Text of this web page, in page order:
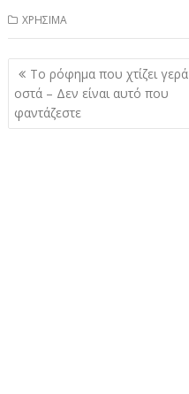
ΧΡΗΣΙΜΑ
Πλοήγηση
άρθρων
Το ρόφημα που χτίζει γερά
οστά – Δεν είναι αυτό που
φαντάζεστε